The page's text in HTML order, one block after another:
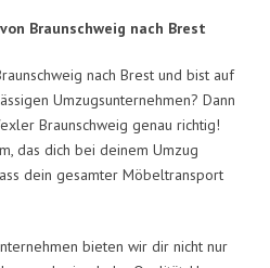
von Braunschweig nach Brest
nach Brest und bist auf
Umzugsunternehmen? Dann
Braunschweig genau richtig!
das dich bei deinem Umzug
dein gesamter Möbeltransport
bieten wir dir nicht nur